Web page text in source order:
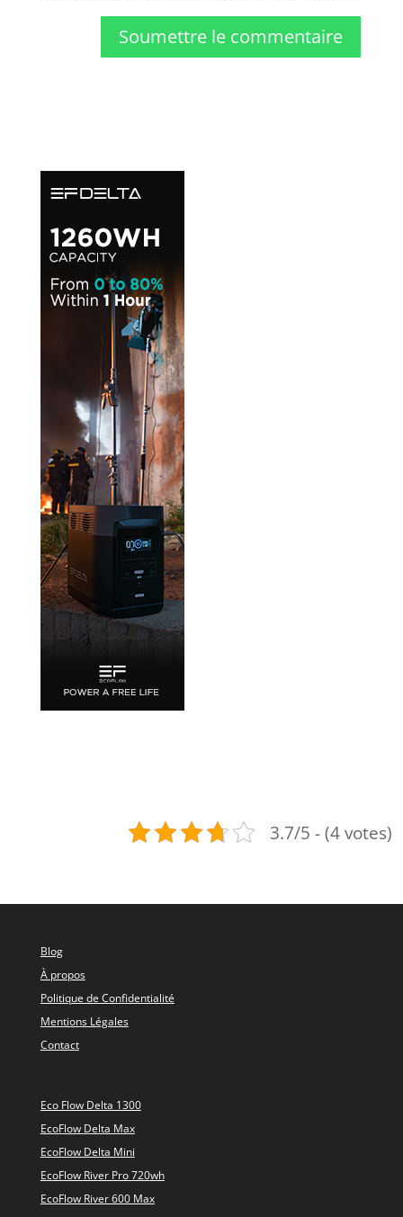
Soumettre le commentaire
3.7/5 - (4 votes)
Blog
À propos
Politique de Confidentialité
Mentions Légales
Contact
Eco Flow Delta 1300
EcoFlow Delta Max
EcoFlow Delta Mini
EcoFlow River Pro 720wh
EcoFlow River 600 Max